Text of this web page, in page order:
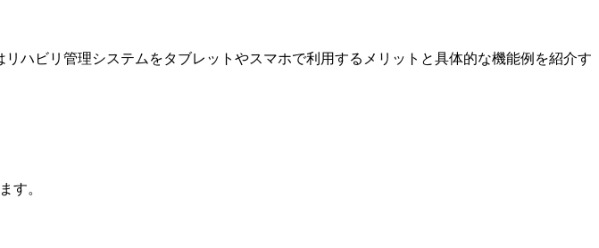
ハビリ管理システムをタブレットやスマホで利用するメリットと具体的な機能例を紹介す
す。